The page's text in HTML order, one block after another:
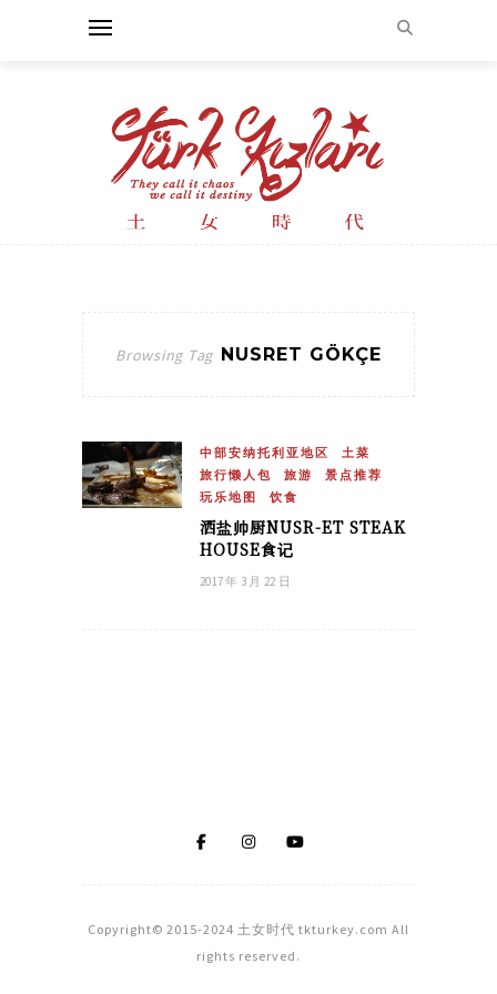
Browsing Tag NUSRET GÖKÇE
中部安纳托利亚地区
土菜
旅行懒人包
旅游
景点推荐
玩乐地图
饮食
洒盐帅厨NUSR-ET STEAK
HOUSE食记
2017 年 3 月 22 日
Copyright© 2015-2024 土女时代 tkturkey.com All
rights reserved.